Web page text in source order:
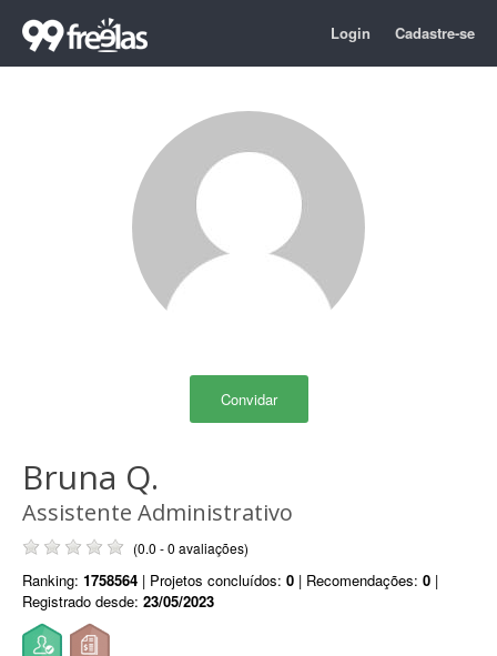
Login Cadastre-se
Convidar
Bruna Q.
Assistente Administrativo
(0.0 - 0 avaliações)
Ranking: 1758564 | Projetos concluídos: 0 | Recomendações: 0 |
Registrado desde: 23/05/2023